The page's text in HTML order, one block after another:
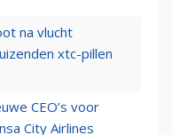
na vlucht
xtc-pillen
CEO’s voor
City Airlines